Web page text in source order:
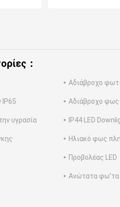
：
Αδιάβροχο
IP65 Αδιάβροχο
υγρασία IP44 LED
Ηλιακό φως
Προβολέας LED
Ανώτατα φω'τα